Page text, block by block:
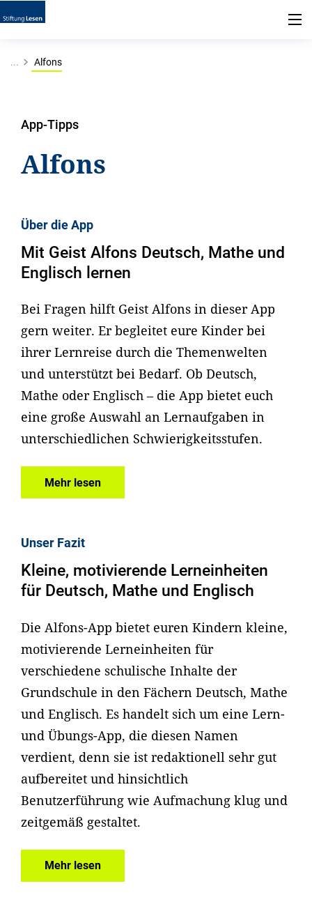
... Alfons
App-Tipps
Alfons
Über die App
Mit Geist Alfons Deutsch, Mathe und
Englisch lernen
Bei Fragen hilft Geist Alfons in dieser App
gern weiter. Er begleitet eure Kinder bei
ihrer Lernreise durch die Themenwelten
und unterstützt bei Bedarf. Ob Deutsch,
Mathe oder Englisch – die App bietet euch
eine große Auswahl an Lernaufgaben in
unterschiedlichen Schwierigkeitsstufen.
Mehr lesen
Unser Fazit
Kleine, motivierende Lerneinheiten
für Deutsch, Mathe und Englisch
Die Alfons-App bietet euren Kindern kleine,
motivierende Lerneinheiten für
verschiedene schulische Inhalte der
Grundschule in den Fächern Deutsch, Mathe
und Englisch. Es handelt sich um eine Lern-
und Übungs-App, die diesen Namen
verdient, denn sie ist redaktionell sehr gut
aufbereitet und hinsichtlich
Benutzerführung wie Aufmachung klug und
zeitgemäß gestaltet.
Mehr lesen